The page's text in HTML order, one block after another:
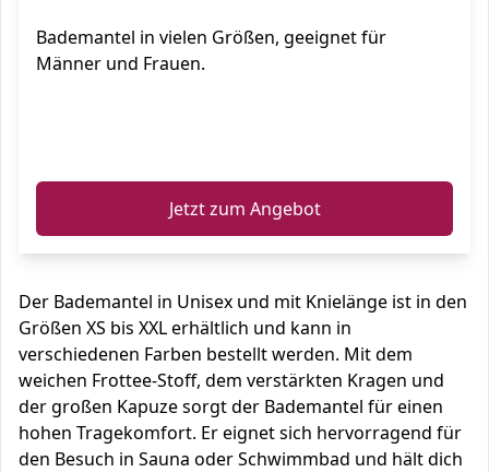
Bademantel in vielen Größen, geeignet für
Männer und Frauen.
Jetzt zum Angebot
Der Bademantel in Unisex und mit Knielänge ist in den
Größen XS bis XXL erhältlich und kann in
verschiedenen Farben bestellt werden. Mit dem
weichen Frottee-Stoff, dem verstärkten Kragen und
der großen Kapuze sorgt der Bademantel für einen
hohen Tragekomfort. Er eignet sich hervorragend für
den Besuch in Sauna oder Schwimmbad und hält dich